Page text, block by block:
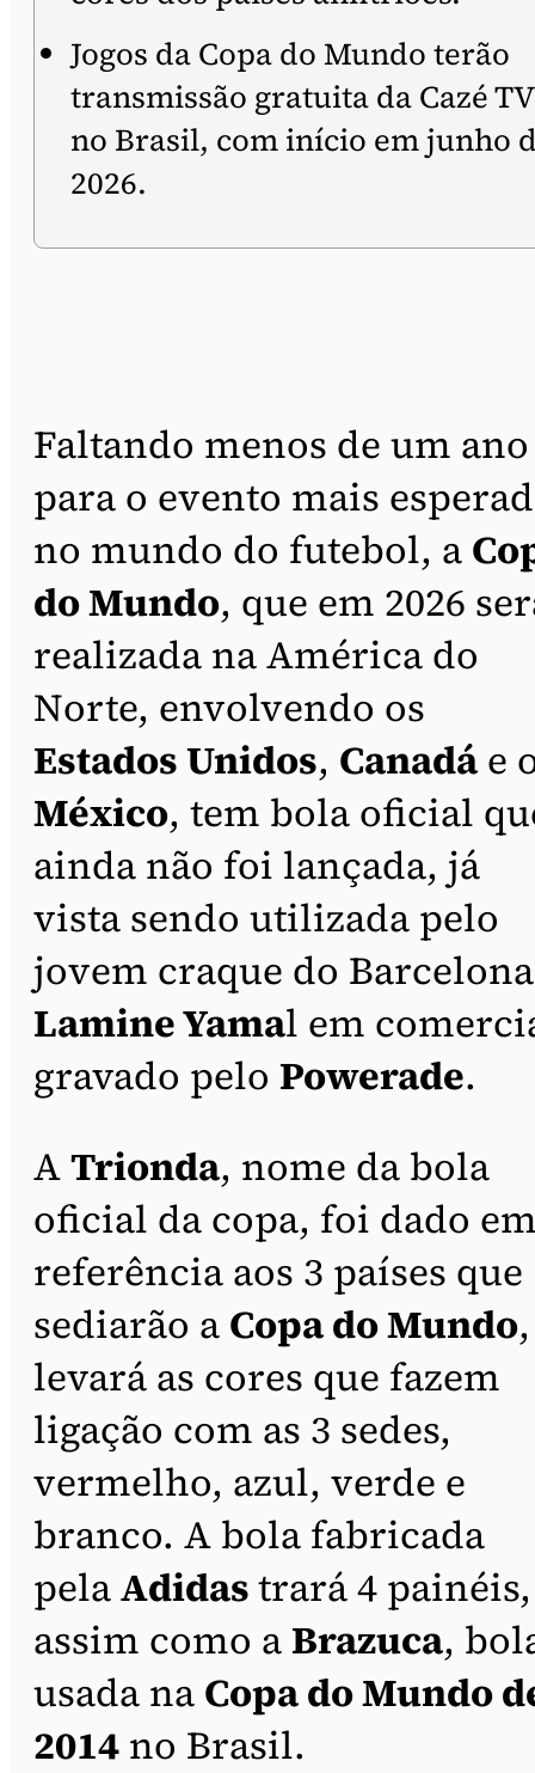
Jogos da Copa do Mundo terão
transmissão gratuita da Cazé TV
no Brasil, com início em junho
2026.
Faltando menos de um ano
para o evento mais
no mundo do futebol, a
do Mundo, que em 2026
realizada na América do
Norte, envolvendo os
Estados Unidos, Canadáe
México, tem bola oficial
ainda não foi lançada, já
vista sendo utilizada pelo
jovem craque do
Lamine Yamal em
gravado pelo Powerade.
ATrionda, nome da bola
oficial da copa, foi dado
referência aos 3 países que
sediarão a Copa do Mundo,
levará as cores que fazem
ligação com as 3 sedes,
vermelho, azul, verde e
branco. A bola fabricada
pelaAdidastrará 4 painéis,
assim como a Brazuca,
usada na Copa do Mundo
2014 no Brasil.